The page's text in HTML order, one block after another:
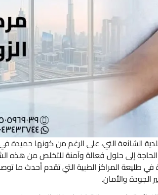
الشائعة التي، على الرغم من كونها حميدة
الحاجة إلى حلول فعالة وآمنة للتخلص من هذه
في طليعة المراكز الطبية التي تقدم أحدث ما
الجودة والأمان.